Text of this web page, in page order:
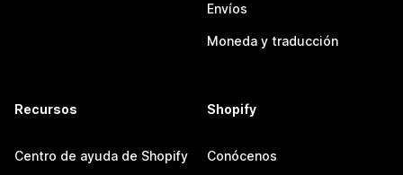
Envíos
Moneda y traducción
Recursos
Centro de ayuda de Shopify
Shopify
Conócenos